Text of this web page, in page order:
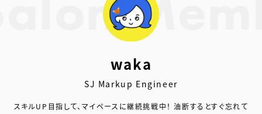
waka
SJ Markup Engineer
スキルUP目指して、マイペースに継続挑戦中！ 油断するとすぐ忘れて